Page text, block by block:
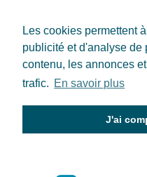
Les cookies permettent
publicité et d'analyse de
contenu, les annonces
trafic. En savoir plus
J'ai